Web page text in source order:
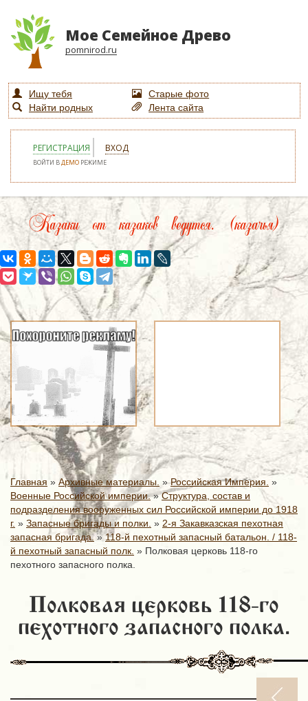
Мое Семейное Древо
pomnirod.ru
Ищу тебя
Старые фото
Найти родных
Лента сайта
РЕГИСТРАЦИЯ ВХОД
ВОЙТИ ВДЕМО РЕЖИМЕ
Казаки от казаков ведутся. (казачья)
Главная » Архивные материалы. »Российская Империя. »
Военные Российской империи.»Структура, состав и
подразделения вооруженных сил Российской империи до 1918
г. » Запасные бригады и полки. » 2-я Закавказская пехотная
запасная бригада.»118-й пехотный запасный батальон. / 118-
й пехотный запасный полк. » Полковая церковь 118-го
пехотного запасного полка.
Полковая церковь 118-го
пехотного запасного полка.